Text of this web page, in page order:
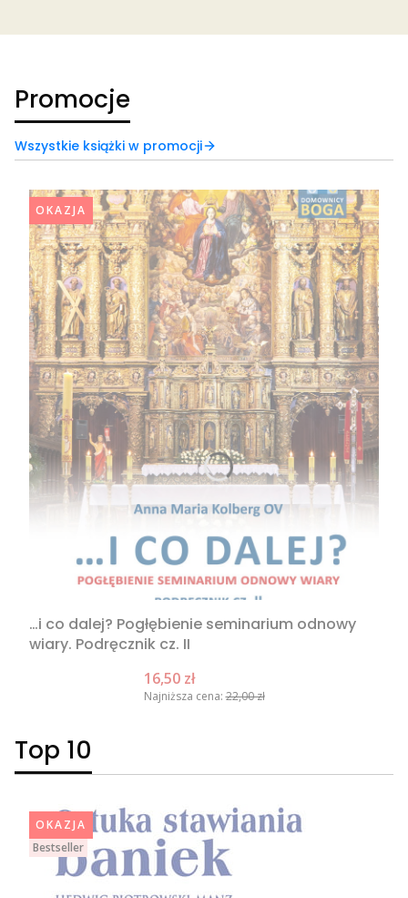
Promocje
Wszystkie książki w promocji
OKAZJA
…i co dalej? Pogłębienie seminarium odnowy
wiary. Podręcznik cz. II
Cena promocyjna
16,50 zł
Najniższa cena: 22,00 zł
Top 10
OKAZJA
Bestseller